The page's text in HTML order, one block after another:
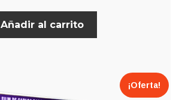
Añadir al carrito
¡Oferta!